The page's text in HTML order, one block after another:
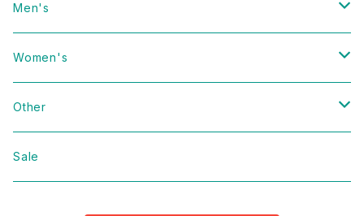
Men's
Vintage
Domestic
Jacket
Women's
Vintage
Domestic
Other
bag
Sale